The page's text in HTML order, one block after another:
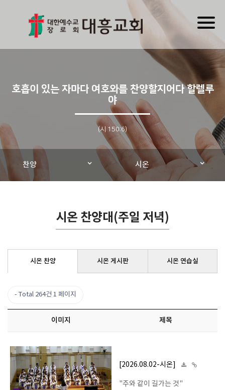
호흡이 있는 자마다 여호와를 찬양할지어다 할렐루
야
(시 150:6)
찬양 시온
시온 찬양대(주일 저녁)
시온 찬양 시온 게시판 시온 연습실
Total 264건 1 페이지
이미지 제목
[2026.08.02-시온]
"주와 같이 길가는 것"